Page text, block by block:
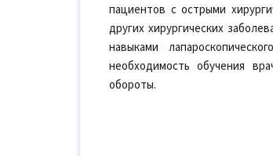
пациентов с острыми
других хирургических
навыками
необходимость обучения
обороты.